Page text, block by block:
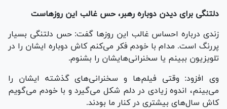
دلتنگی برای دیدن دوباره رهبر، حس غالب این روزهاست
زندی درباره احساس غالب این روزها گفت: حس دلتنگی بسیار
پررنگ است. مدام با خودم فکر می‌کنم کاش دوباره ایشان را در
تلویزیون ببینم یا سخنرانی‌هایشان را بشنوم.
وی افزود: وقتی فیلم‌ها و سخنرانی‌های گذشته ایشان را
می‌بینم، اندوه زیادی در دلم شکل می‌گیرد و با خودم می‌گویم
کاش سال‌های بیشتری در کنار ما بودند.